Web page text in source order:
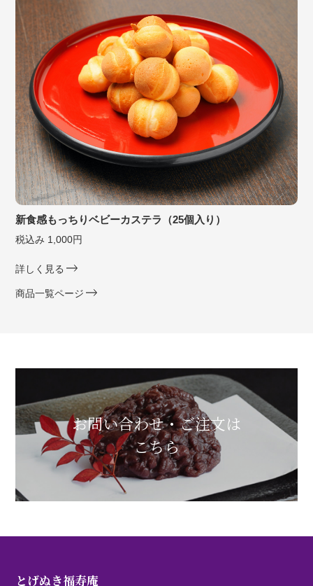
新食感もっちりベビーカステラ（25個入り）
税込み 1,000円
詳しく見る
商品一覧ページ
お問い合わせ・ご注文は
こちら
とげぬき福寿庵